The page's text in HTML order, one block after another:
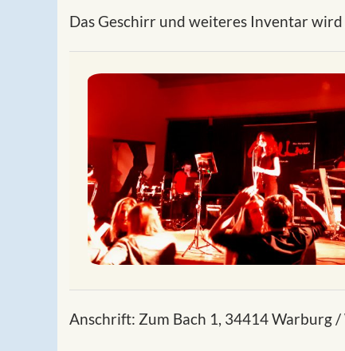
Das Geschirr und weiteres Inventar
Anschrift: Zum Bach 1, 34414 Warburg /